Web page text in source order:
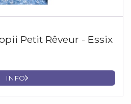
Petit Rêveur - Essix
INFO